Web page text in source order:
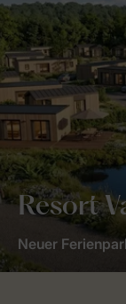
Resort
Neuer